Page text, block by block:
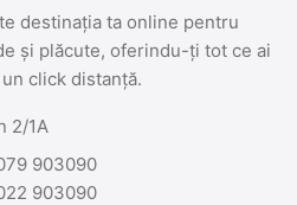
destinația ta online pentru
și plăcute, oferindu-ți tot ce ai
click distanță.
2/1A
903090
903090